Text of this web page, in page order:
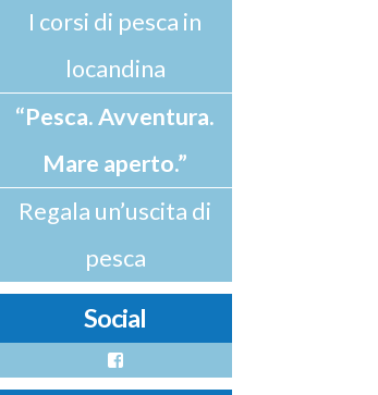
I corsi di pesca in
locandina
“Pesca. Avventura.
Mare aperto.”
Regala un’uscita di
pesca
Social
Facebook